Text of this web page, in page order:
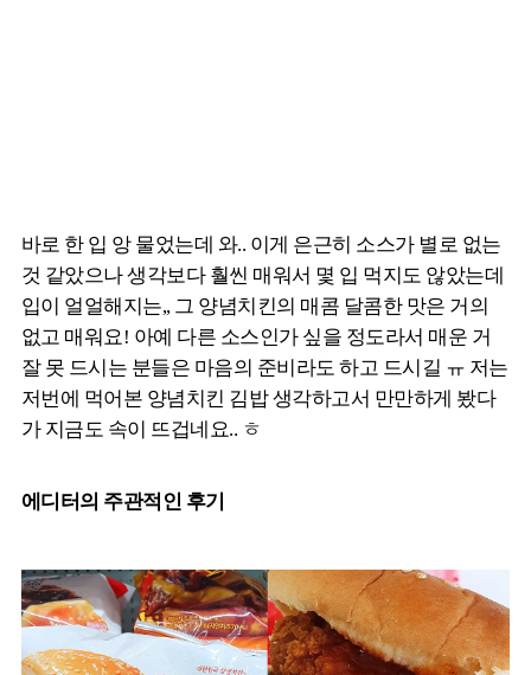
바로 한 입 앙 물었는데 와.. 이게 은근히 소스가 별로 없는
것 같았으나 생각보다 훨씬 매워서 몇 입 먹지도 않았는데
입이 얼얼해지는,, 그 양념치킨의 매콤 달콤한 맛은 거의
없고 매워요! 아예 다른 소스인가 싶을 정도라서 매운 거
잘 못 드시는 분들은 마음의 준비라도 하고 드시길 ㅠ 저는
저번에 먹어본 양념치킨 김밥 생각하고서 만만하게 봤다
가 지금도 속이 뜨겁네요.. ㅎ
에디터의 주관적인 후기